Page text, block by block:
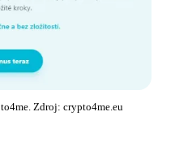
Zdroj: crypto4me.eu